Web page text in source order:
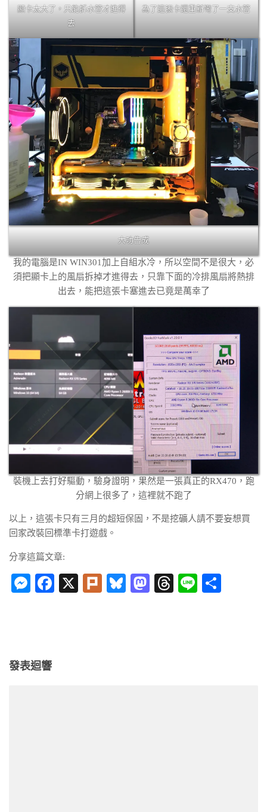
顯卡太大了，只能拆水管才進得
去
為了這張卡還重新彎了一支水管
大功告成
我的電腦是IN WIN301加上自組水冷，所以空間不是很大，必
須把顯卡上的風扇拆掉才進得去，只靠下面的冷排風扇將熱排
出去，能把這張卡塞進去已竟是萬幸了
裝機上去打好驅動，驗身證明，果然是一張真正的RX470，跑
分網上很多了，這裡就不跑了
以上，這張卡只有三月的超短保固，不是挖礦人請不要妄想買
回家改裝回標準卡打遊戲。
分享這篇文章:
Messenger
Facebook
X PlurkBluesky
Mastodon
Threads
Line
發表迴響